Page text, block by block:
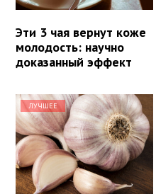
Эти 3 чая вернут коже
молодость: научно
доказанный эффект
ЛУЧШЕЕ